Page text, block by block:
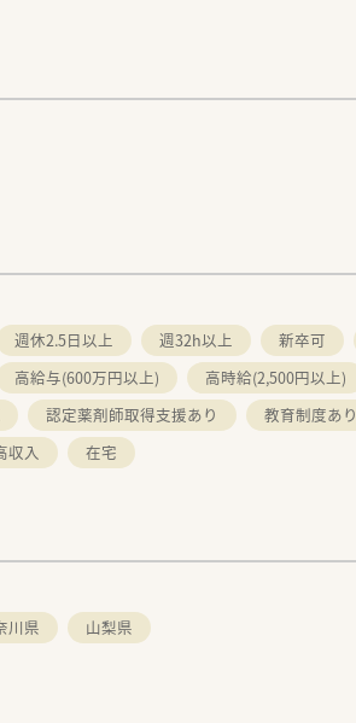
週休2.5日以上 週32h以上 新卒可
高給与(600万円以上) 高時給(2,500円以上)
認定薬剤師取得支援あり 教育制度あり
収入 在宅
川県 山梨県